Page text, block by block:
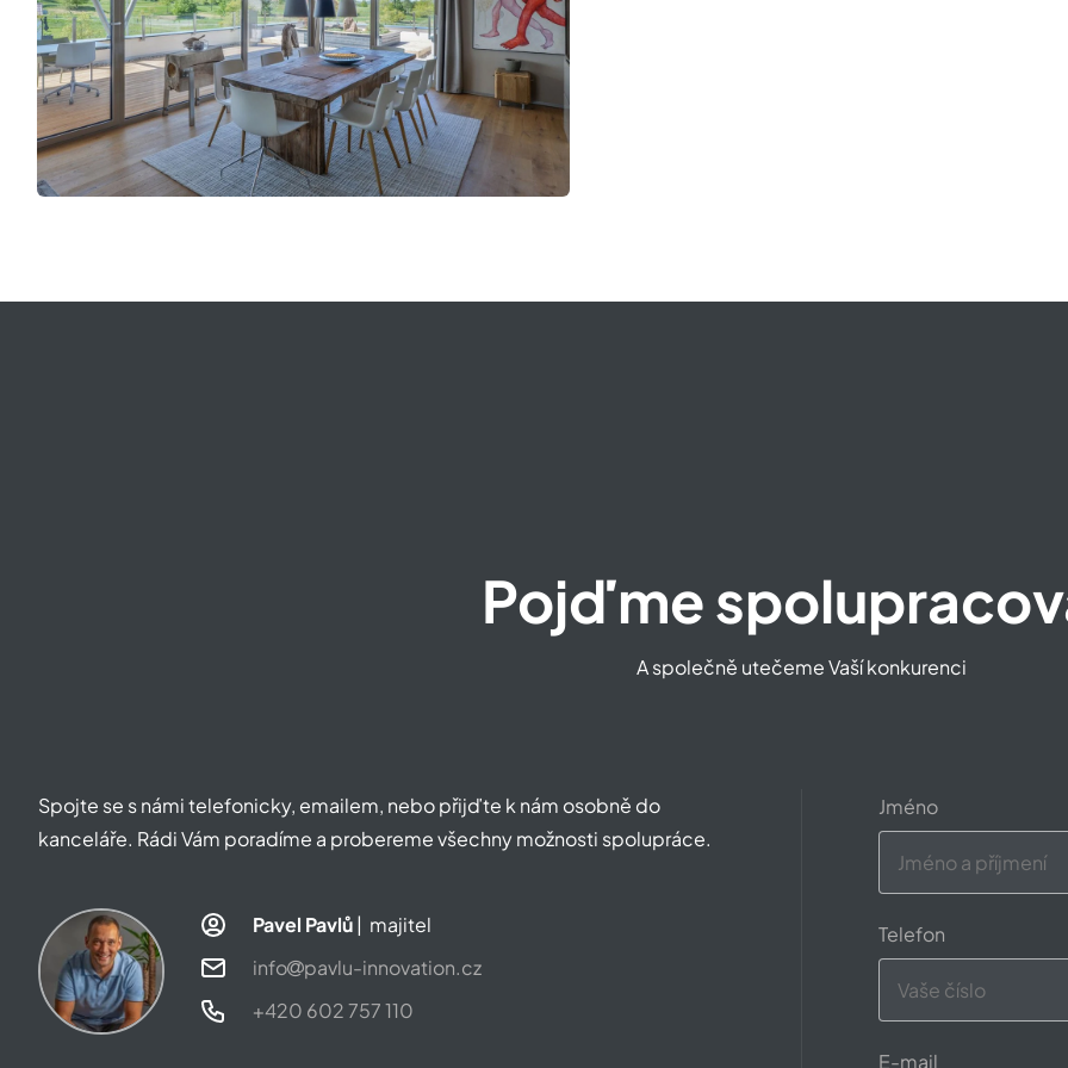
Pojďme
A společně utečeme Vaší konkurenci
Spojte se s námi telefonicky, emailem, nebo přijďte k nám osobně do
kanceláře. Rádi Vám poradíme a probereme všechny možnosti spolupráce.
Pavel Pavlů| majitel
info
pavlu-innovation.cz
+420 602 757 110
Jméno
Telefon
E-mail